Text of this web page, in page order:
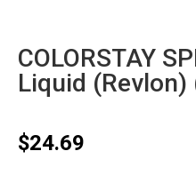
COLORSTAY
Liquid (Revlon)
$24.69